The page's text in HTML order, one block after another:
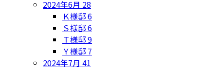
2024年6月 28
Ｋ様邸6
Ｓ様邸6
Ｔ様邸9
Ｙ様邸 7
2024年7月 41